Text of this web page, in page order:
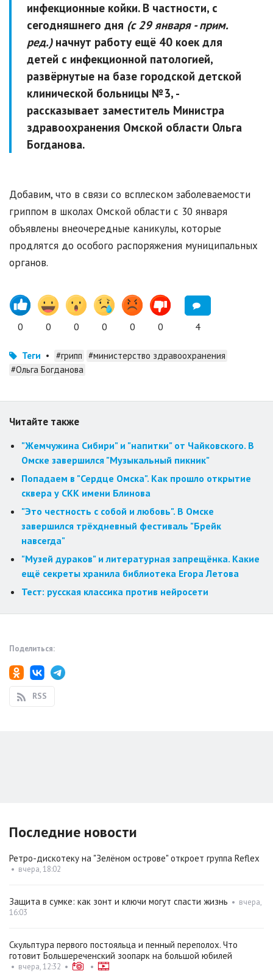
инфекционные койки. В частности, с
сегодняшнего дня (с 29 января - прим.
ред.)начнут работу ещё 40 коек для
детей с инфекционной патологией,
развёрнутые на базе городской детской
клинической больницы №3, -
рассказывает заместитель Министра
здравоохранения Омской области Ольга
Богданова.
Добавим, что в связи со всплеском заболеваемости
гриппом в школах Омской области с 30 января
объявлены внеочередные каникулы, которые
продлятся до особого распоряжения муниципальных
органов.
0 0 0 0 0 0 4
Теги • #грипп #министерство здравоохранения
#Ольга Богданова
Читайте также
"Жемчужина Сибири" и "напитки" от Чайковского. В
Омске завершился "Музыкальный пикник"
Попадаем в "Сердце Омска". Как прошло открытие
сквера у СКК имени Блинова
"Это честность с собой и любовь". В Омске
завершился трёхдневный фестиваль "Брейк
навсегда"
"Музей дураков" и литературная запрещёнка. Какие
ещё секреты хранила библиотека Егора Летова
Тест: русская классика против нейросети
Поделиться:
RSS
Последние новости
Ретро-дискотеку на "Зелёном острове" откроет группа Reflex
• вчера, 18:02
Защита в сумке: как зонт и ключи могут спасти жизнь • вчера,
16:03
Скульптура первого постояльца и пенный переполох. Что
готовит Большереченский зоопарк на большой юбилей
• вчера, 12:32 • •